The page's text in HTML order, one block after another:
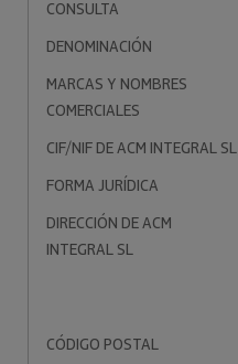
CONSULTA
DENOMINACIÓN
MARCAS Y NOMBRES
COMERCIALES
CIF/NIF DE ACM INTEGRAL SL
FORMA JURÍDICA
DIRECCIÓN DE ACM
INTEGRAL SL
CÓDIGO POSTAL